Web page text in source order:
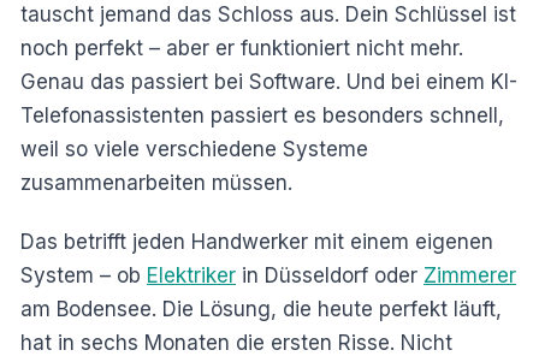
tauscht jemand das Schloss aus. Dein Schlüssel ist
noch perfekt – aber er funktioniert nicht mehr.
Genau das passiert bei Software. Und bei einem KI-
Telefonassistenten passiert es besonders schnell,
weil so viele verschiedene Systeme
zusammenarbeiten müssen.
Das betrifft jeden Handwerker mit einem eigenen
System – ob Elektriker in Düsseldorf oder Zimmerer
am Bodensee. Die Lösung, die heute perfekt läuft,
hat in sechs Monaten die ersten Risse. Nicht